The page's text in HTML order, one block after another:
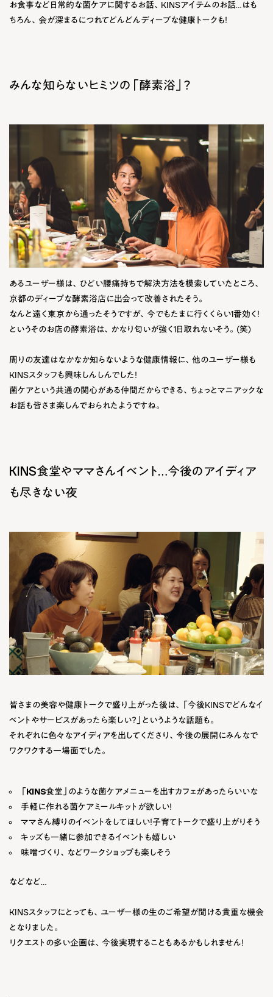
お食事など日常的な菌ケアに関するお話、KINSアイテムのお話…はも
ちろん、会が深まるにつれてどんどんディープな健康トークも！
みんな知らないヒミツの「酵素浴」？
あるユーザー様は、ひどい腰痛持ちで解決方法を模索していたところ、
京都のディープな酵素浴店に出会って改善されたそう。
なんと遠く東京から通ったそうですが、今でもたまに行くくらい1番効く！
というそのお店の酵素浴は、かなり匂いが強く1日取れないそう。(笑)
周りの友達はなかなか知らないような健康情報に、他のユーザー様も
KINSスタッフも興味しんしんでした！
菌ケアという共通の関心がある仲間だからできる、ちょっとマニアックな
お話も皆さま楽しんでおられたようですね。
KINS食堂やママさんイベント…今後のアイディア
も尽きない夜
皆さまの美容や健康トークで盛り上がった後は、「今後KINSでどんなイ
ベントやサービスがあったら楽しい？」というような話題も。
それぞれに色々なアイディアを出してくださり、今後の展開にみんなで
ワクワクする一場面でした。
「KINS食堂」のような菌ケアメニューを出すカフェがあったらいいな
手軽に作れる菌ケアミールキットが欲しい！
ママさん縛りのイベントをしてほしい！子育てトークで盛り上がりそう
キッズも一緒に参加できるイベントも嬉しい
味噌づくり、などワークショップも楽しそう
などなど…
KINSスタッフにとっても、ユーザー様の生のご希望が聞ける貴重な機会
となりました。
リクエストの多い企画は、今後実現することもあるかもしれません！